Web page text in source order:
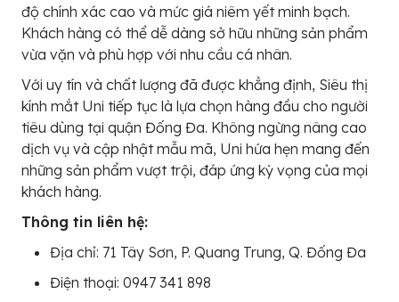
độ chính xác cao và mức giá niêm yết minh bạch.
Khách hàng có thể dễ dàng sở hữu những sản phẩm
vừa vặn và phù hợp với nhu cầu cá nhân.
Với uy tín và chất lượng đã được khẳng định, Siêu thị
kính mắt Uni tiếp tục là lựa chọn hàng đầu cho người
tiêu dùng tại quận Đống Đa. Không ngừng nâng cao
dịch vụ và cập nhật mẫu mã, Uni hứa hẹn mang đến
những sản phẩm vượt trội, đáp ứng kỳ vọng của mọi
khách hàng.
Thông tin liên hệ:
Địa chỉ: 71 Tây Sơn, P. Quang Trung, Q. Đống Đa
Điện thoại: 0947 341 898